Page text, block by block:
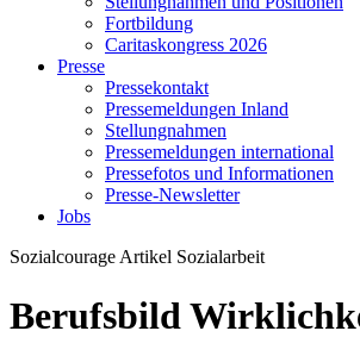
Fortbildung
Caritaskongress 2026
Presse
Pressekontakt
Pressemeldungen Inland
Stellungnahmen
Pressemeldungen international
Pressefotos und Informationen
Presse-Newsletter
Jobs
Sozialcourage Artikel Sozialarbeit
Berufsbild